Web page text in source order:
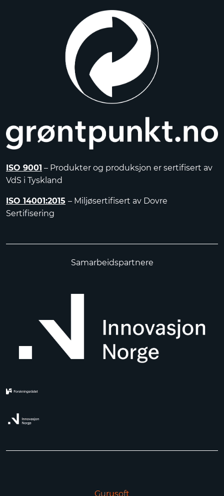
ISO 9001 – Produkter og produksjon er sertifisert av
VdS i Tyskland
ISO 14001:2015 – Miljøsertifisert av Dovre
Sertifisering
Samarbeidspartnere
Gurusoft